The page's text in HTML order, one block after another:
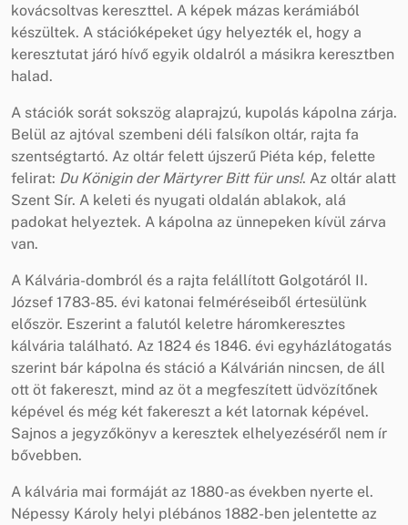
kovácsoltvas kereszttel. A képek mázas kerámiából
készültek. A stációképeket úgy helyezték el, hogy a
keresztutat járó hívő egyik oldalról a másikra keresztben
halad.
A stációk sorát sokszög alaprajzú, kupolás kápolna zárja.
Belül az ajtóval szembeni déli falsíkon oltár, rajta fa
szentségtartó. Az oltár felett újszerű Piéta kép, felette
felirat: Du Königin der Märtyrer Bitt für uns!. Az oltár alatt
Szent Sír. A keleti és nyugati oldalán ablakok, alá
padokat helyeztek. A kápolna az ünnepeken kívül zárva
van.
A Kálvária-dombról és a rajta felállított Golgotáról II.
József 1783-85. évi katonai felméréseiből értesülünk
először. Eszerint a falutól keletre háromkeresztes
kálvária található. Az 1824 és 1846. évi egyházlátogatás
szerint bár kápolna és stáció a Kálvárián nincsen, de áll
ott öt fakereszt, mind az öt a megfeszített üdvözítőnek
képével és még két fakereszt a két latornak képével.
Sajnos a jegyzőkönyv a keresztek elhelyezéséről nem ír
bővebben.
A kálvária mai formáját az 1880-as években nyerte el.
Népessy Károly helyi plébános 1882-ben jelentette az